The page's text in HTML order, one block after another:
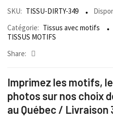
SKU: TISSU-DIRTY-349
Catégorie: Tissus avec motifs
TISSUS MOTIFS
Share:
Imprimez les motifs,
photos sur nos choix
au Québec / Livraison